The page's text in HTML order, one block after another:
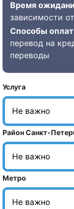
Время
зависимости
Способы
перевод на
переводы
Услуга
Район Санкт-
Метро